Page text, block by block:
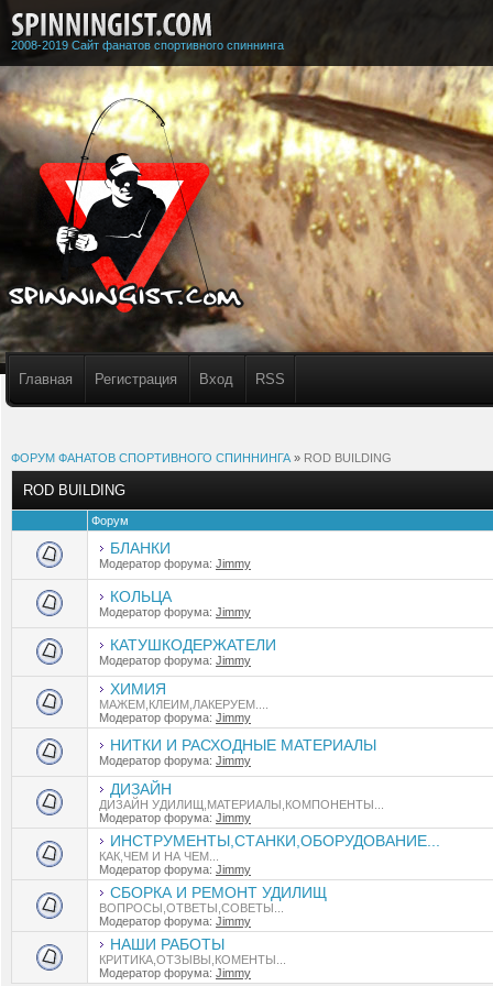
2008-2019 Сайт фанатов спортивного спиннинга
Главная Регистрация Вход RSS
ФОРУМ ФАНАТОВ СПОРТИВНОГО СПИННИНГА » ROD BUILDING
ROD BUILDING
Форум
БЛАНКИ
Модератор форума: Jimmy
КОЛЬЦА
Модератор форума: Jimmy
КАТУШКОДЕРЖАТЕЛИ
Модератор форума: Jimmy
ХИМИЯ
МАЖЕМ,КЛЕИМ,ЛАКЕРУЕМ....
Модератор форума: Jimmy
НИТКИ И РАСХОДНЫЕ МАТЕРИАЛЫ
Модератор форума: Jimmy
ДИЗАЙН
ДИЗАЙН УДИЛИЩ,МАТЕРИАЛЫ,КОМПОНЕНТЫ...
Модератор форума: Jimmy
ИНСТРУМЕНТЫ,СТАНКИ,ОБОРУДОВАНИЕ...
КАК,ЧЕМ И НА ЧЕМ...
Модератор форума: Jimmy
СБОРКА И РЕМОНТ УДИЛИЩ
ВОПРОСЫ,ОТВЕТЫ,СОВЕТЫ...
Модератор форума: Jimmy
НАШИ РАБОТЫ
КРИТИКА,ОТЗЫВЫ,КОМЕНТЫ...
Модератор форума: Jimmy